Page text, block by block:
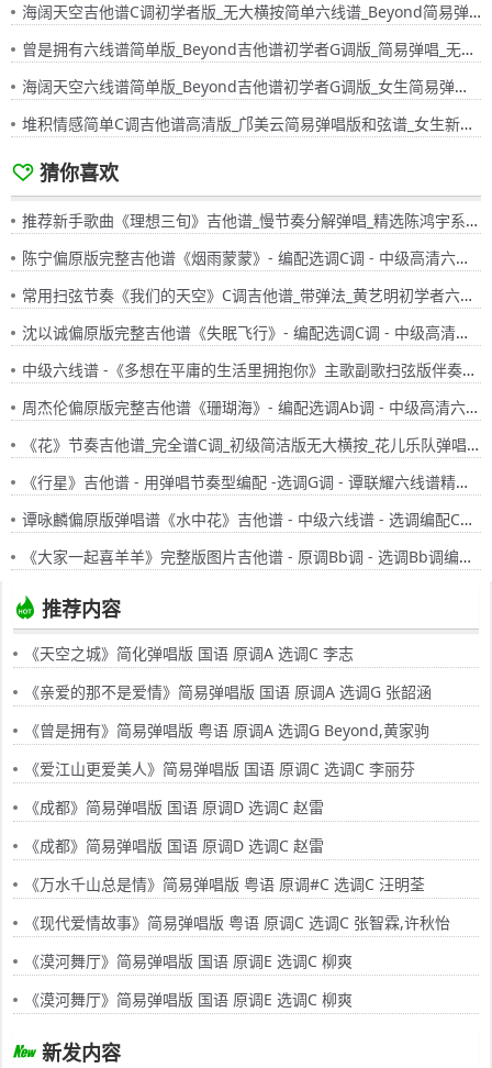
海阔天空吉他谱C调初学者版_无大横按简单六线谱_Beyond简易弹唱粤语版
曾是拥有六线谱简单版_Beyond吉他谱初学者G调版_简易弹唱_无大横按粤语版
海阔天空六线谱简单版_Beyond吉他谱初学者G调版_女生简易弹唱_无大横按粤语版
堆积情感简单C调吉他谱高清版_邝美云简易弹唱版和弦谱_女生新手入门国语版六线谱
猜你喜欢
推荐新手歌曲《理想三旬》吉他谱_慢节奏分解弹唱_精选陈鸿宇系列歌谱_简易弹法有大横按
陈宁偏原版完整吉他谱《烟雨蒙蒙》- 编配选调C调 - 中级高清六线谱
常用扫弦节奏《我们的天空》C调吉他谱_带弹法_黄艺明初学者六线谱_有大横按初级练习曲
沈以诚偏原版完整吉他谱《失眠飞行》- 编配选调C调 - 中级高清六线谱
中级六线谱 -《多想在平庸的生活里拥抱你》主歌副歌扫弦版伴奏吉他谱 - 原调C调 - 编配选调C调
周杰伦偏原版完整吉他谱《珊瑚海》- 编配选调Ab调 - 中级高清六线谱
《花》节奏吉他谱_完全谱C调_初级简洁版无大横按_花儿乐队弹唱六线谱
《行星》吉他谱 - 用弹唱节奏型编配 -选调G调 - 谭联耀六线谱精选 - 国语
谭咏麟偏原版弹唱谱《水中花》吉他谱 - 中级六线谱 - 选调编配C调 - 变调夹Capo=4
《大家一起喜羊羊》完整版图片吉他谱 - 原调Bb调 - 选调Bb调编配 - 周笔畅国语六线谱中级版
推荐内容
《天空之城》简化弹唱版 国语 原调A 选调C 李志
《亲爱的那不是爱情》简易弹唱版 国语 原调A 选调G 张韶涵
《曾是拥有》简易弹唱版 粤语 原调A 选调G Beyond,黄家驹
《爱江山更爱美人》简易弹唱版 国语 原调C 选调C 李丽芬
《成都》简易弹唱版 国语 原调D 选调C 赵雷
《成都》简易弹唱版 国语 原调D 选调C 赵雷
《万水千山总是情》简易弹唱版 粤语 原调#C 选调C 汪明荃
《现代爱情故事》简易弹唱版 粤语 原调C 选调C 张智霖,许秋怡
《漠河舞厅》简易弹唱版 国语 原调E 选调C 柳爽
《漠河舞厅》简易弹唱版 国语 原调E 选调C 柳爽
新发内容